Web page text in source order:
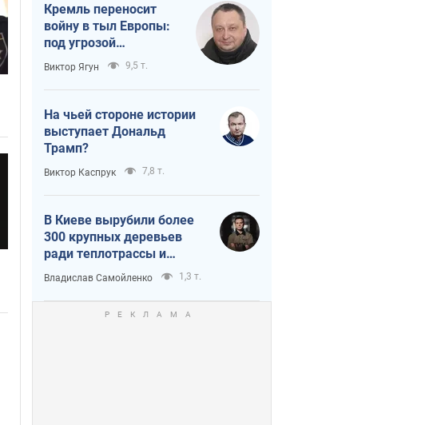
Кремль переносит
войну в тыл Европы:
под угрозой
критическая
логистика
Виктор Ягун 9,5 т.
На чьей стороне истории
выступает Дональд
Трамп?
Виктор Каспрук 7,8 т.
В Киеве вырубили более
300 крупных деревьев
ради теплотрассы и
вопреки Генплану
Владислав Самойленко 1,3 т.